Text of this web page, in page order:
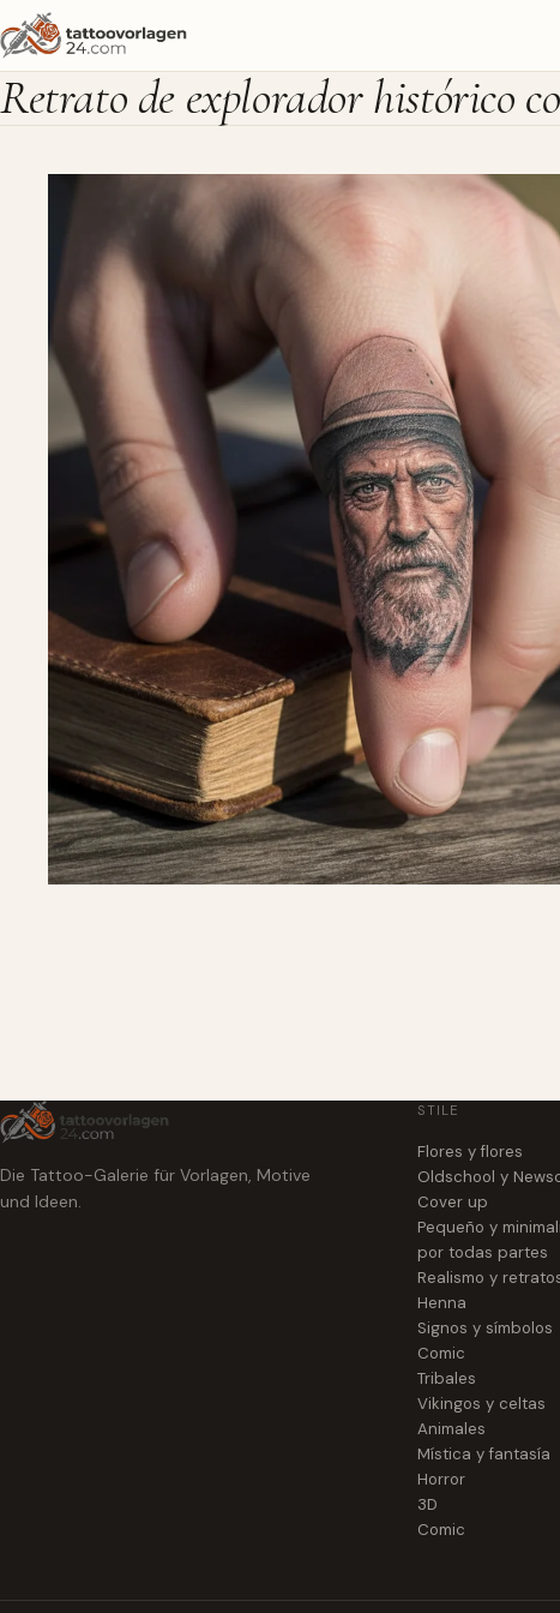
Retrato de explorador histórico
Die Tattoo-Galerie für Vorlagen, Motive
und Ideen.
STILE
Flores y flores
Oldschool y
Cover up
Pequeño y
por todas partes
Realismo y
Henna
Signos y símbolos
Comic
Tribales
Vikingos y celtas
Animales
Mística y fantasía
Horror
3D
Comic